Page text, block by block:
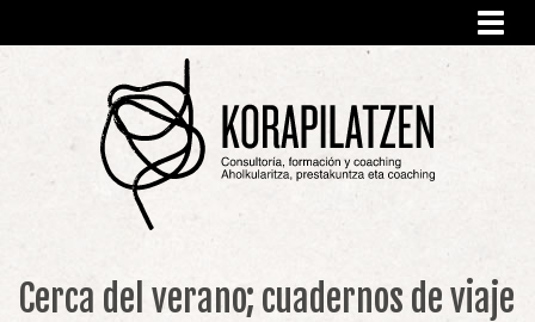
Cerca del verano; cuadernos de viaje